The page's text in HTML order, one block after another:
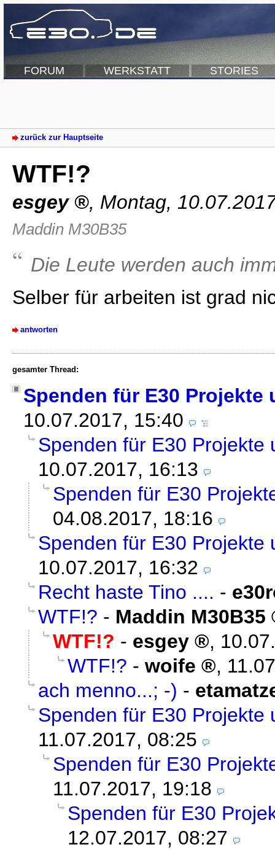
FORUM WERKSTATT STORIES
zurück zur Hauptseite
WTF!?
esgey , Montag,
Maddin M30B35
Die Leute werden auch
Selber für arbeiten ist grad
antworten
gesamter Thread:
Spenden für E30 Projekte
10.07.2017, 15:40
Spenden für E30 Projekte
10.07.2017, 16:13
Spenden für E30
04.08.2017, 18:16
Spenden für E30 Projekte
10.07.2017, 16:32
Recht haste Tino .... -
WTF!? - Maddin M30B35
WTF!? - esgey ,
WTF!? - woife ,
ach menno...; -) -
Spenden für E30 Projekte
11.07.2017, 08:25
Spenden für E30
11.07.2017, 19:18
Spenden für E30
12.07.2017, 08:27